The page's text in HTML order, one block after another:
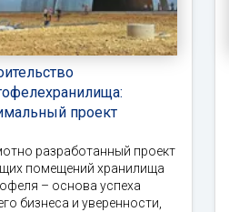
проект
разработанный проект
помещений хранилища
– основа успеха
бизнеса и уверенности,